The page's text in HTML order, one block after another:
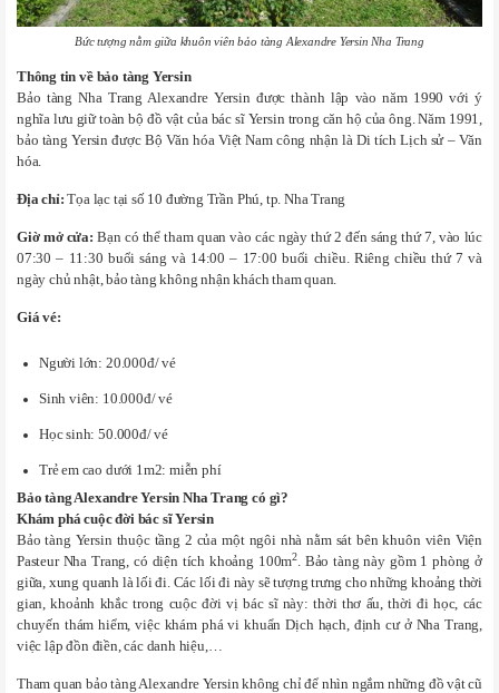
Bức tượng nằm giữa khuôn viên bảo tàng Alexandre Yersin Nha Trang
Thông tin về bảo tàng Yersin
Bảo tàng Nha Trang Alexandre Yersin được thành lập vào năm 1990 với ý
nghĩa lưu giữ toàn bộ đồ vật của bác sĩ Yersin trong căn hộ của ông. Năm 1991,
bảo tàng Yersin được Bộ Văn hóa Việt Nam công nhận là Di tích Lịch sử – Văn
hóa.
Địa chỉ: Tọa lạc tại số 10 đường Trần Phú, tp. Nha Trang
Giờ mở cửa: Bạn có thể tham quan vào các ngày thứ 2 đến sáng thứ 7, vào lúc
07:30 – 11:30 buổi sáng và 14:00 – 17:00 buổi chiều. Riêng chiều thứ 7 và
ngày chủ nhật, bảo tàng không nhận khách tham quan.
Giá vé:
Người lớn: 20.000đ/ vé
Sinh viên: 10.000đ/ vé
Học sinh: 50.000đ/ vé
Trẻ em cao dưới 1m2: miễn phí
Bảo tàng Alexandre Yersin Nha Trang có gì?
Khám phá cuộc đời bác sĩ Yersin
Bảo tàng Yersin thuộc tầng 2 của một ngôi nhà nằm sát bên khuôn viên Viện
Pasteur Nha Trang, có diện tích khoảng 100m2. Bảo tàng này gồm 1 phòng ở
giữa, xung quanh là lối đi. Các lối đi này sẽ tượng trưng cho những khoảng thời
gian, khoảnh khắc trong cuộc đời vị bác sĩ này: thời thơ ấu, thời đi học, các
chuyến thám hiểm, việc khám phá vi khuẩn Dịch hạch, định cư ở Nha Trang,
việc lập đồn điền, các danh hiệu,…
Tham quan bảo tàng Alexandre Yersin không chỉ để nhìn ngắm những đồ vật cũ